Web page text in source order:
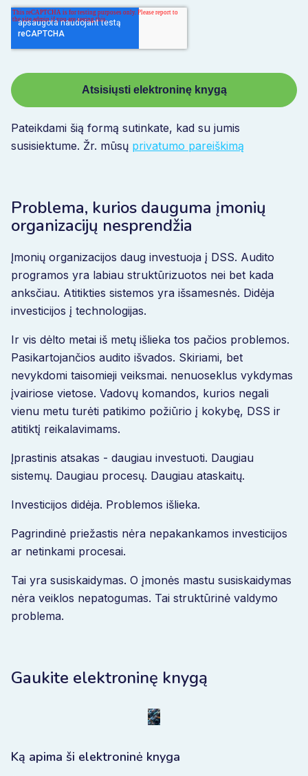
Pateikdami šią formą sutinkate, kad su jumis
susisiektume. Žr. mūsų privatumo pareiškimą
Problema, kurios dauguma įmonių
organizacijų nesprendžia
Įmonių organizacijos daug investuoja į DSS. Audito
programos yra labiau struktūrizuotos nei bet kada
anksčiau. Atitikties sistemos yra išsamesnės. Didėja
investicijos į technologijas.
Ir vis dėlto metai iš metų išlieka tos pačios problemos.
Pasikartojančios audito išvados. Skiriami, bet
nevykdomi taisomieji veiksmai. nenuoseklus vykdymas
įvairiose vietose. Vadovų komandos, kurios negali
vienu metu turėti patikimo požiūrio į kokybę, DSS ir
atitiktį reikalavimams.
Įprastinis atsakas - daugiau investuoti. Daugiau
sistemų. Daugiau procesų. Daugiau ataskaitų.
Investicijos didėja. Problemos išlieka.
Pagrindinė priežastis nėra nepakankamos investicijos
ar netinkami procesai.
Tai yra susiskaidymas. O įmonės mastu susiskaidymas
nėra veiklos nepatogumas. Tai struktūrinė valdymo
problema.
Gaukite elektroninę knygą
Ką apima ši elektroninė knyga